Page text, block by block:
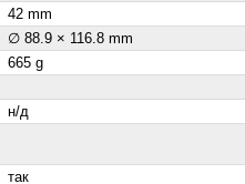
42 mm
∅ 88.9 × 116.8 mm
665 g
н/д
так